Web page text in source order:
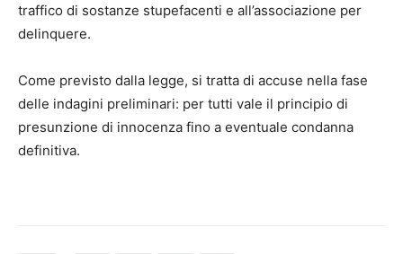
traffico di sostanze stupefacenti e all’associazione per
delinquere.
Come previsto dalla legge, si tratta di accuse nella fase
delle indagini preliminari: per tutti vale il principio di
presunzione di innocenza fino a eventuale condanna
definitiva.